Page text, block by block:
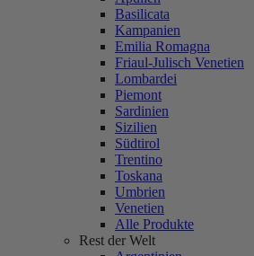
Basilicata
Kampanien
Emilia Romagna
Friaul-Julisch Venetien
Lombardei
Piemont
Sardinien
Sizilien
Südtirol
Trentino
Toskana
Umbrien
Venetien
Alle Produkte
Rest der Welt